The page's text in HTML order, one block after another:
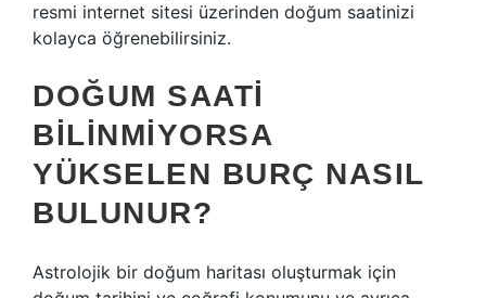
resmi internet sitesi üzerinden doğum saatinizi
kolayca öğrenebilirsiniz.
DOĞUM SAATI
BILINMIYORSA
YÜKSELEN BURÇ NASIL
BULUNUR?
Astrolojik bir doğum haritası oluşturmak için